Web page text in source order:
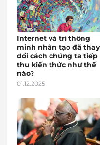
Internet và trí thông
minh nhân tạo đã thay
đổi cách chúng ta tiếp
thu kiến thức như thế
nào?
01.12.2025